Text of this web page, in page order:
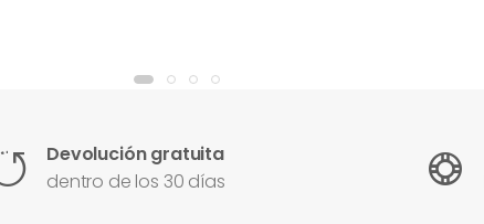
Devolución gratuita
dentro de los 30 días